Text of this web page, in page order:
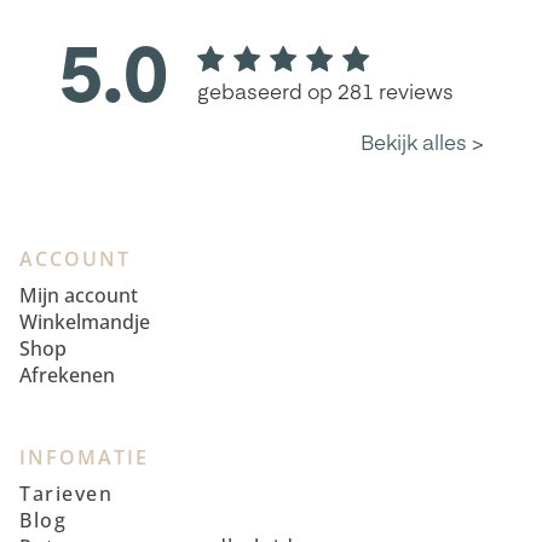
ACCOUNT
Mijn account
Winkelmandje
Shop
Afrekenen
INFOMATIE
Tarieven
Blog